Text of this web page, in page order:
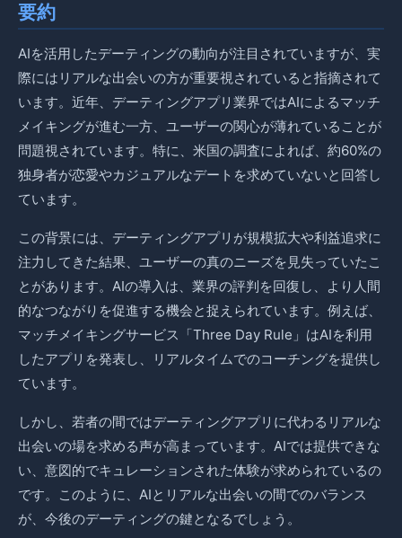
要約
AIを活用したデーティングの動向が注目されていますが、実
際にはリアルな出会いの方が重要視されていると指摘されて
います。近年、デーティングアプリ業界ではAIによるマッチ
メイキングが進む一方、ユーザーの関心が薄れていることが
問題視されています。特に、米国の調査によれば、約60%の
独身者が恋愛やカジュアルなデートを求めていないと回答し
ています。
この背景には、デーティングアプリが規模拡大や利益追求に
注力してきた結果、ユーザーの真のニーズを見失っていたこ
とがあります。AIの導入は、業界の評判を回復し、より人間
的なつながりを促進する機会と捉えられています。例えば、
マッチメイキングサービス「Three Day Rule」はAIを利用
したアプリを発表し、リアルタイムでのコーチングを提供し
ています。
しかし、若者の間ではデーティングアプリに代わるリアルな
出会いの場を求める声が高まっています。AIでは提供できな
い、意図的でキュレーションされた体験が求められているの
です。このように、AIとリアルな出会いの間でのバランス
が、今後のデーティングの鍵となるでしょう。